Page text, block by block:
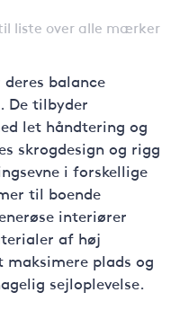
liste over alle mærker
balance
De tilbyder
let håndtering og
skrogdesign og rigg
i forskellige
til boende
interiører
af høj
plads og
sejloplevelse.